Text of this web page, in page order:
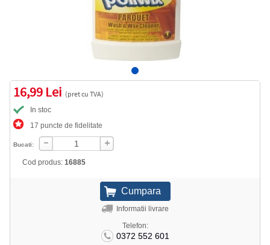
16,99 Lei (pret cu TVA)
In stoc
17 puncte de fidelitate
Bucati:
Cod produs: 16885
Informatii livrare
Telefon:
0372 552 601